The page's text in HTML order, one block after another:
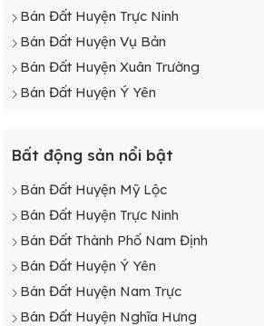
Bán Đất Huyện Trực Ninh
Bán Đất Huyện Vụ Bản
Bán Đất Huyện Xuân Trường
Bán Đất Huyện Ý Yên
Bất động sản nổi bật
Bán Đất Huyện Mỹ Lộc
Bán Đất Huyện Trực Ninh
Bán Đất Thành Phố Nam Định
Bán Đất Huyện Ý Yên
Bán Đất Huyện Nam Trực
Bán Đất Huyện Nghĩa Hưng